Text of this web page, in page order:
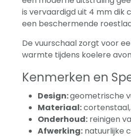
is vervaardigd uit 4 mm dik
een beschermende
De vuurschaal zorgt voor
warmte tijdens koelere
Kenmerken en
Design:geometrische
Materiaal:
Onderhoud: reinigen
Afwerking: natuurlijke